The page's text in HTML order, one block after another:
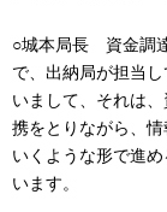
○城本局長 資金調
で、出納局が担当
いまして、それは
携をとりながら、
いくような形で進
います。